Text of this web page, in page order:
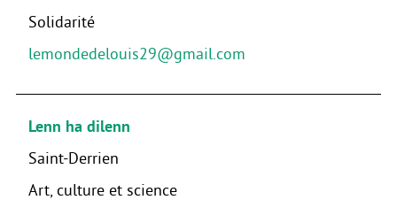
Solidarité
lemondedelouis29@gmail.com
Lenn ha dilenn
Saint-Derrien
Art, culture et science